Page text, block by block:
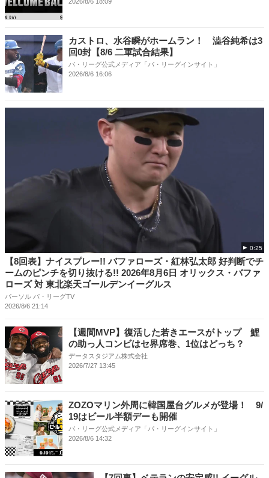
2026/8/6 18:09
カストロ、水谷瞬がホームラン！ 澁谷純希は3
回0封【8/6 二軍試合結果】
パ・リーグ公式メディア「パ・リーグインサイト」
2026/8/6 16:06
0:25
【8回表】ナイスプレー!! バファローズ・紅林弘太郎 好判断でチ
ームのピンチを切り抜ける!! 2026年8月6日 オリックス・バファ
ローズ 対 東北楽天ゴールデンイーグルス
パーソル パ・リーグTV
2026/8/6 21:14
【週間MVP】復活した若きエースがトップ 鯉
の助っ人コンビはセ界席巻、1位はどっち？
データスタジアム株式会社
2026/7/27 13:45
ZOZOマリン外周に韓国屋台グルメが登場！ 9/
19はビール半額デーも開催
パ・リーグ公式メディア「パ・リーグインサイト」
2026/8/6 14:32